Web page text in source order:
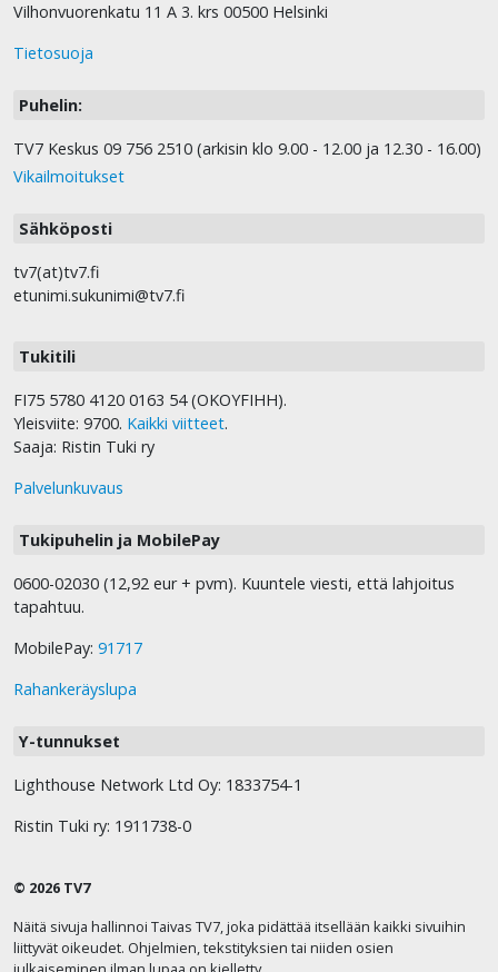
Vilhonvuorenkatu 11 A 3. krs 00500 Helsinki
Tietosuoja
Puhelin:
TV7 Keskus 09 756 2510 (arkisin klo 9.00 - 12.00 ja 12.30 - 16.00)
Vikailmoitukset
Sähköposti
tv7(at)tv7.fi
etunimi.sukunimi@tv7.fi
Tukitili
FI75 5780 4120 0163 54 (OKOYFIHH).
Yleisviite: 9700. Kaikki viitteet.
Saaja: Ristin Tuki ry
Palvelunkuvaus
Tukipuhelin ja MobilePay
0600-02030 (12,92 eur + pvm). Kuuntele viesti, että lahjoitus
tapahtuu.
MobilePay: 91717
Rahankeräyslupa
Y-tunnukset
Lighthouse Network Ltd Oy: 1833754-1
Ristin Tuki ry: 1911738-0
© 2026 TV7
Näitä sivuja hallinnoi Taivas TV7, joka pidättää itsellään kaikki sivuihin
liittyvät oikeudet. Ohjelmien, tekstityksien tai niiden osien